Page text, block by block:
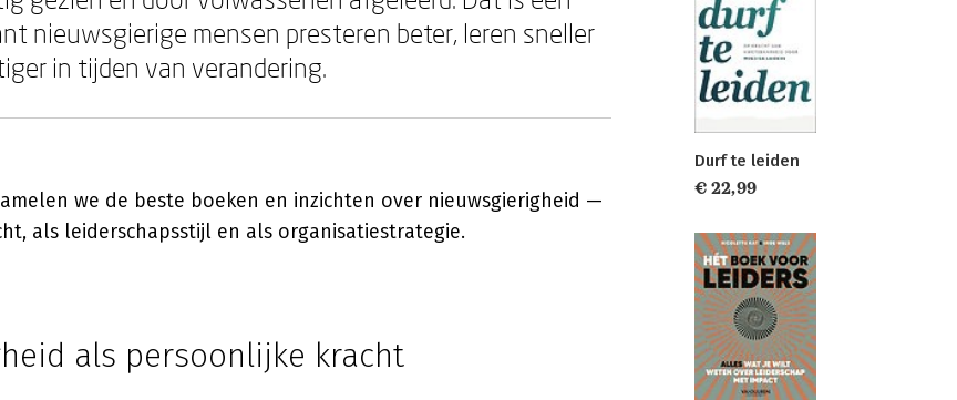
nieuwsgierige mensen presteren beter, leren sneller
in tijden van verandering.
we de beste boeken en inzichten over nieuwsgierigheid —
als leiderschapsstijl en als organisatiestrategie.
als persoonlijke kracht
Durf te leiden
€ 22,99